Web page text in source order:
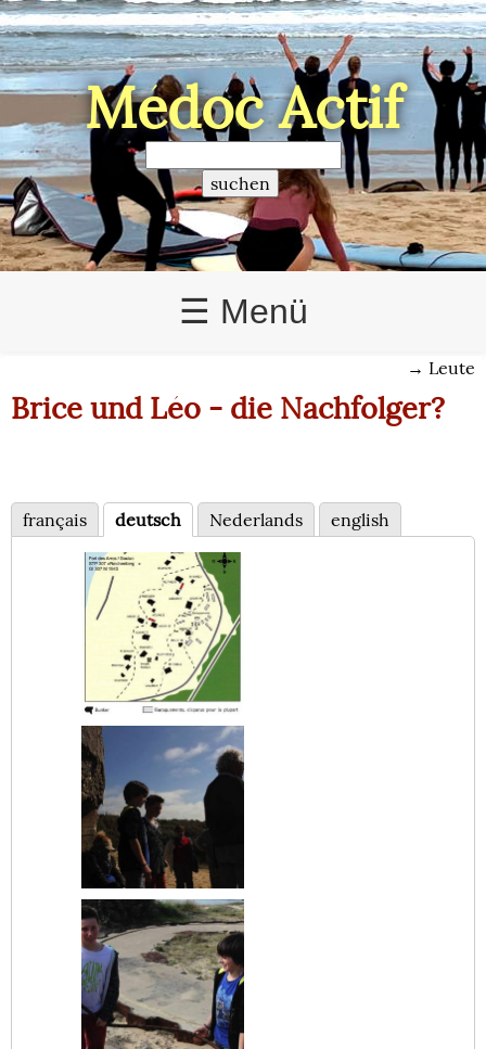
Médoc Actif
>
☰ Menü
→ Leute
Brice und Léo - die Nachfolger?
français deutsch Nederlands english